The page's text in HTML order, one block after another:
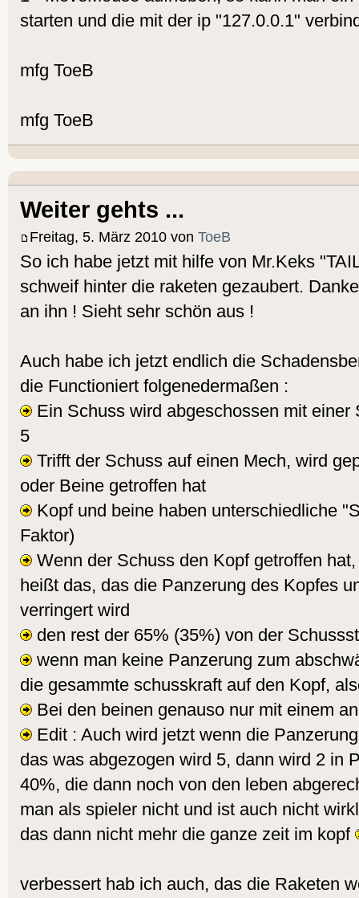
starten und die mit der ip "127.0.0.1"
mfg ToeB
mfg ToeB
Weiter gehts ...
Freitag, 5. März 2010 von ToeB
So ich habe jetzt mit hilfe von Mr.Keks
schweif hinter die raketen gezaubert.
an ihn ! Sieht sehr schön aus !
Auch habe ich jetzt endlich die
die Functioniert folgenedermaßen :
Ein Schuss wird abgeschossen mit einer
5
Trifft der Schuss auf einen Mech, wird
oder Beine getroffen hat
Kopf und beine haben unterschiedliche
Faktor)
Wenn der Schuss den Kopf getroffen
heißt das, das die Panzerung des Kopfes
verringert wird
den rest der 65% (35%) von der
wenn man keine Panzerung zum
die gesammte schusskraft auf den Kopf,
Bei den beinen genauso nur mit einem
Edit : Auch wird jetzt wenn die
das was abgezogen wird 5, dann wird 2 in
40%, die dann noch von den leben
man als spieler nicht und ist auch nicht
das dann nicht mehr die ganze zeit im kopf
verbessert hab ich auch, das die Raketen